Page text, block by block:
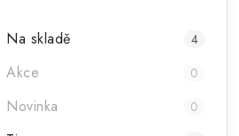
Na skladě 4
Akce 0
Novinka 0